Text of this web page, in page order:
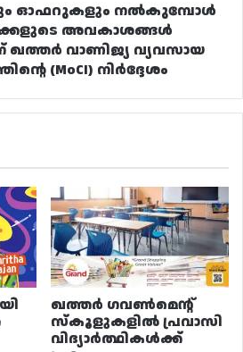
ഓഫറുകളും നൽകുമ്പോൾ
അവകാശങ്ങൾ
ഖത്തർ വാണിജ്യ വ്യവസായ
(MoCI) നിർദ്ദേശം
ഖത്തർ ഗവൺമെന്റ്
സ്കൂളുകളിൽ പ്രവാസി
വിദ്യാർത്ഥികൾക്ക്